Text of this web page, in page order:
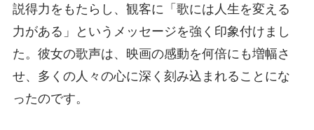
説得力をもたらし、観客に「歌には人生を変える
力がある」というメッセージを強く印象付けまし
た。彼女の歌声は、映画の感動を何倍にも増幅さ
せ、多くの人々の心に深く刻み込まれることにな
ったのです。